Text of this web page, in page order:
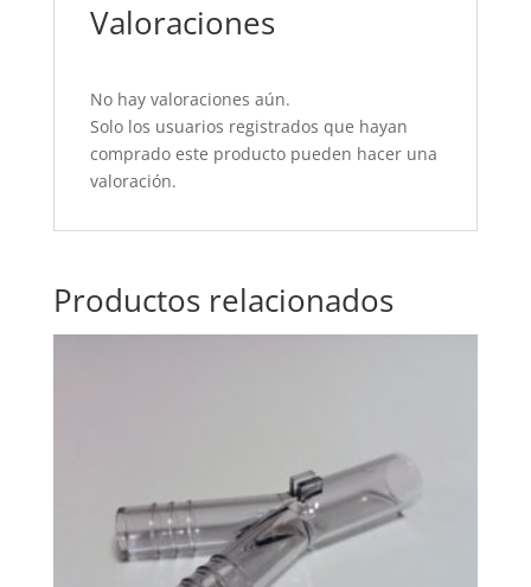
Valoraciones
No hay valoraciones aún.
Solo los usuarios registrados que hayan
comprado este producto pueden hacer una
valoración.
Productos relacionados